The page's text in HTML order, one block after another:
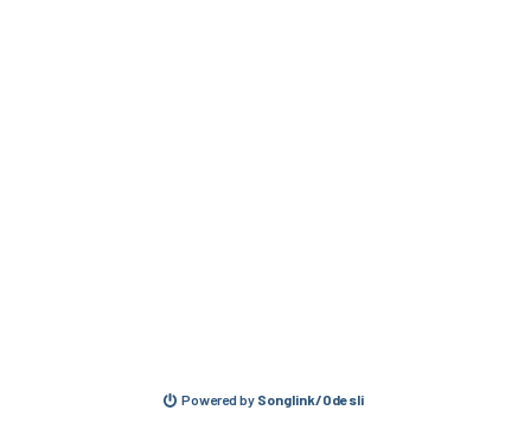
Powered by Songlink/Odesli